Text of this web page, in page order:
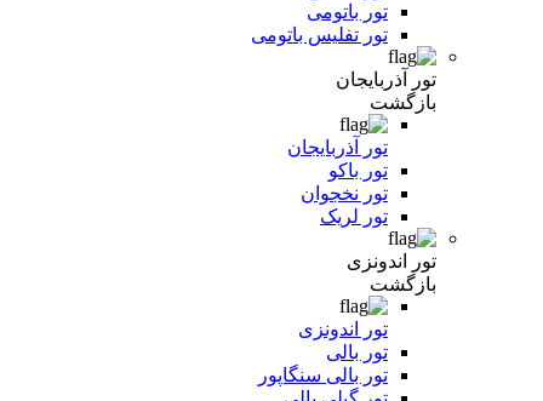
تور باتومی
تور تفلیس باتومی
تور آذربایجان
بازگشت
تور آذربایجان
تور باکو
تور نخجوان
تور لریک
تور اندونزی
بازگشت
تور اندونزی
تور بالی
تور بالی سنگاپور